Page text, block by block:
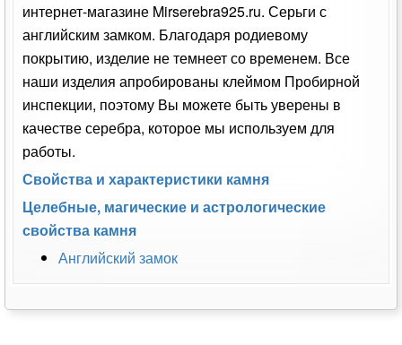
интернет-магазине Mirserebra925.ru. Серьги с
английским замком. Благодаря родиевому
покрытию, изделие не темнеет со временем. Все
наши изделия апробированы клеймом Пробирной
инспекции, поэтому Вы можете быть уверены в
качестве серебра, которое мы используем для
работы.
Свойства и характеристики камня
Целебные, магические и астрологические
свойства камня
Английский замок